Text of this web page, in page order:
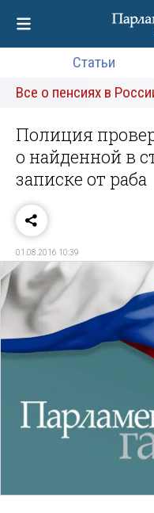
Статьи
Все о пенсиях в
Полиция
о найденной в
записке от раба
01.08.2016 10:39